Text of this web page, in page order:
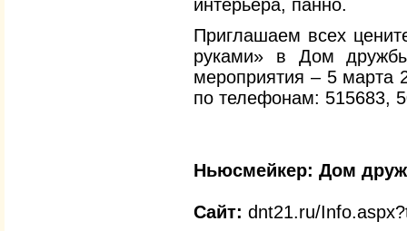
интерьера, панно.
Приглашаем всех
руками» в Дом
мероприятия – 5 марта
по телефонам: 515683,
Ньюсмейкер: Дом
Сайт: dnt21.ru/